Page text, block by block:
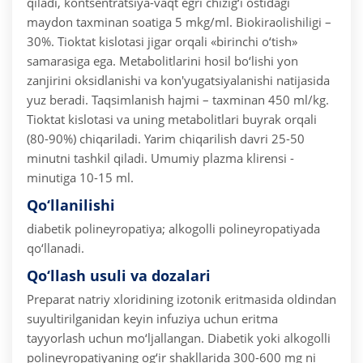
maydon taxminan soatiga 5 mkg/ml. Biokiraolishiligi –
30%. Tioktat kislotasi jigar orqali «birinchi o‘tish»
samarasiga ega. Metabolitlarini hosil bo‘lishi yon
zanjirini oksidlanishi va kon'yugatsiyalanishi natijasida
yuz beradi. Taqsimlanish hajmi – taxminan 450 ml/kg.
Tioktat kislotasi va uning metabolitlari buyrak orqali
(80-90%) chiqariladi. Yarim chiqarilish davri 25-50
minutni tashkil qiladi. Umumiy plazma klirensi -
minutiga 10-15 ml.
Qo‘llanilishi
diabetik polineyropatiya; alkogolli polineyropatiyada
qo‘llanadi.
Qo‘llash usuli va dozalari
Preparat natriy xloridining izotonik eritmasida oldindan
suyultirilganidan keyin infuziya uchun eritma
tayyorlash uchun mo‘ljallangan. Diabetik yoki alkogolli
polineyropatiyaning og‘ir shakllarida 300-600 mg ni